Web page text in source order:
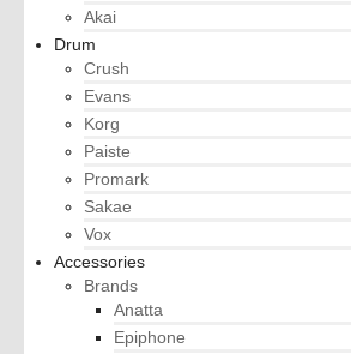
Akai
Drum
Crush
Evans
Korg
Paiste
Promark
Sakae
Vox
Accessories
Brands
Anatta
Epiphone